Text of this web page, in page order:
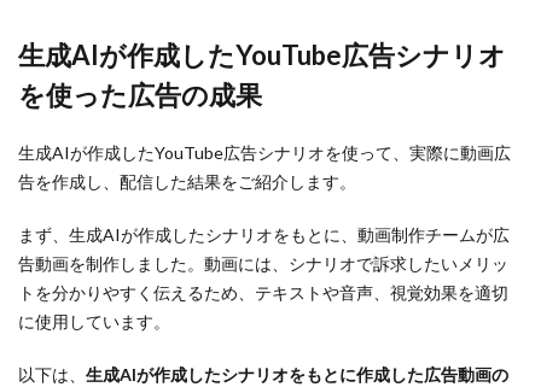
生成AIが作成したYouTube広告シナリオ
を使った広告の成果
生成AIが作成したYouTube広告シナリオを使って、実際に動画広
告を作成し、配信した結果をご紹介します。
まず、生成AIが作成したシナリオをもとに、動画制作チームが広
告動画を制作しました。動画には、シナリオで訴求したいメリッ
トを分かりやすく伝えるため、テキストや音声、視覚効果を適切
に使用しています。
以下は、 生成AIが作成したシナリオをもとに作成した広告動画の